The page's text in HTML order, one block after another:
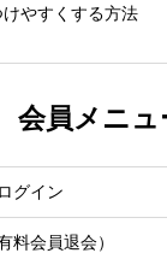
けやすくする方法
会員メニュ
グイン
料会員退会）